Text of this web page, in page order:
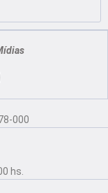
000
hs.